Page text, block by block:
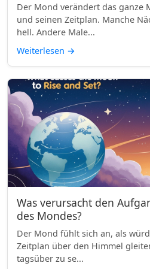
Der Mond verändert das ganze
und seinen Zeitplan. Manche
hell. Andere Male...
Weiterlesen →
Was verursacht den
des Mondes?
Der Mond fühlt sich an, als
Zeitplan über den Himmel
tagsüber zu se...